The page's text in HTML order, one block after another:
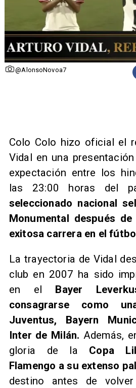
@AlonsoNovoa7
​Colo Colo hizo oficial el
Vidal en una
expectación entre los
las 23:00 horas del
seleccionado nacional
Monumental después
exitosa carrera en el
La trayectoria de Vidal
club en 2007 ha sido
en el Bayer
consagrarse como
Juventus, Bayern
Inter de Milán. Además,
gloria de la Copa
Flamengo a su extenso
destino antes de